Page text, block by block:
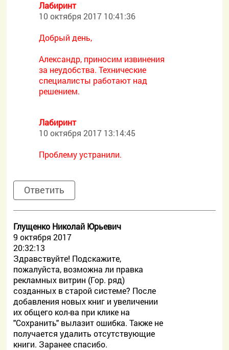
Лабиринт
10 октября 2017 10:41:36
Добрый день,
Александр, приносим извинения
за неудобства. Технические
специалисты работают над
решением.
Лабиринт
10 октября 2017 13:14:45
Проблему устранили.
Ответить
Глущенко Николай Юрьевич
9 октября 2017
20:32:13
Здравствуйте! Подскажите,
пожалуйста, возможна ли правка
рекламных витрин (Гор. ряд)
созданных в старой системе? После
добавления новых книг и увеличении
их общего кол-ва при клике на
"Сохранить" вылазит ошибка. Также не
получается удалить отсутствующие
книги. Заранее спасибо.